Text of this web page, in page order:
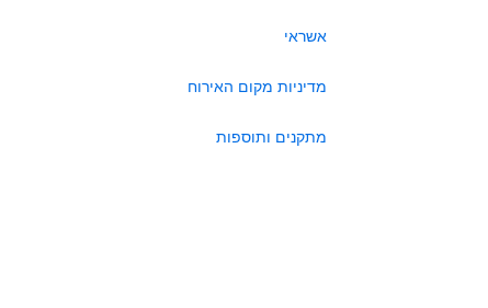
אשראי
מדיניות מקום האירוח
מתקנים ותוספות